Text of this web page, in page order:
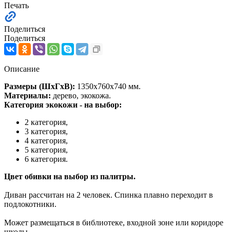
Печать
Поделиться
Поделиться
Описание
Размеры (ШхГхВ): 1350х760х740 мм.
Материалы: дерево, экокожа.
Категория экокожи - на выбор:
2 категория,
3 категория,
4 категория,
5 категория,
6 категория.
Цвет обивки на выбор из палитры.
Диван рассчитан на 2 человек. Спинка плавно переходит в
подлокотники.
Может размещаться в библиотеке, входной зоне или коридоре